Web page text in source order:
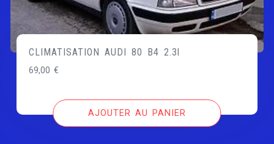
CLIMATISATION AUDI 80 B4 2.3l
69,00€
AJOUTER AU PANIER